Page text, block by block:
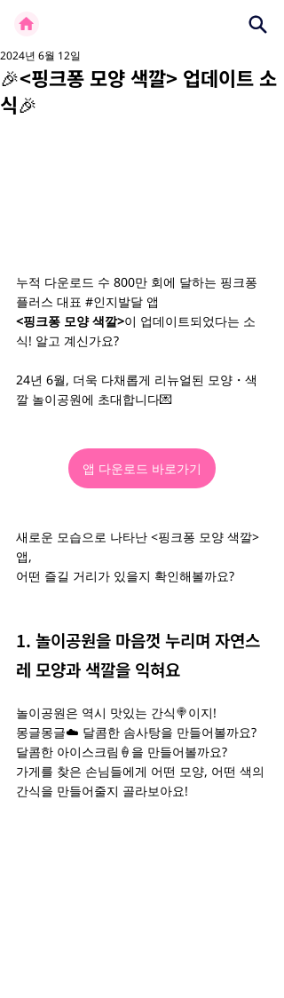
🎉<핑크퐁 모양 색깔> 업데이트 소
식🎉
2024년 6월 12일
누적 다운로드 수 800만 회에 달하는 핑크퐁
플러스 대표 #인지발달 앱
<핑크퐁 모양 색깔>이 업데이트되었다는 소
식! 알고 계신가요?
24년 6월, 더욱 다채롭게 리뉴얼된 모양・색
깔 놀이공원에 초대합니다💌
앱 다운로드 바로가기
새로운 모습으로 나타난 <핑크퐁 모양 색깔>
앱,
어떤 즐길 거리가 있을지 확인해볼까요?
1. 놀이공원을 마음껏 누리며 자연스
레 모양과 색깔을 익혀요
놀이공원은 역시 맛있는 간식🍭이지!
몽글몽글☁️ 달콤한 솜사탕을 만들어볼까요?
달콤한 아이스크림🍦을 만들어볼까요?
가게를 찾은 손님들에게 어떤 모양, 어떤 색의
간식을 만들어줄지 골라보아요!